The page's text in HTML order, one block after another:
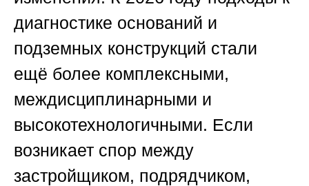
диагностике оснований и
подземных конструкций стали
ещё более комплексными,
междисциплинарными и
высокотехнологичными. Если
возникает спор между
застройщиком, подрядчиком,